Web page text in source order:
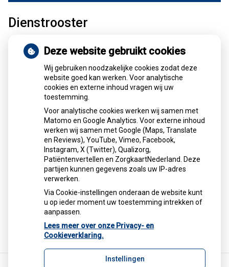
Dienstrooster
Voor actuele openingstijden en om een afspraak te maken
kunt u het best contact opnemen met de apotheek.
U kunt ons als volgt bereiken:
Kennemerlaan 80-84
1972ER IJMUIDEN
Tel:0255-514229
info@apotheekledeboer.nl
U heeft geen toestemming gegeven voor
externe inhouddie nodig is om dit te
Cookie-instellingen wijzigen
Deze website gebruikt cookies
Wij gebruiken noodzakelijke cookies zodat deze
website goed kan werken. Voor analytische
cookies en externe inhoud vragen wij uw
toestemming.
Voor analytische cookies werken wij samen met
Matomo en Google Analytics. Voor externe inhoud
werken wij samen met Google (Maps, Translate
en Reviews), YouTube, Vimeo, Facebook,
Instagram, X (Twitter), Qualizorg,
Patiëntenvertellen en ZorgkaartNederland. Deze
partijen kunnen gegevens zoals uw IP-adres
verwerken.
Via Cookie-instellingen onderaan de website kunt
u op ieder moment uw toestemming intrekken of
aanpassen.
Lees meer over onze Privacy- en
Cookieverklaring.
Instellingen